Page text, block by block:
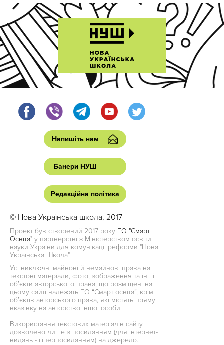
Напишіть нам
Банери НУШ
Редакційна політика
© Нова Українська школа, 2017
Проект був створений 2017 року ГО "Смарт
Освіта" у партнерстві з Міністерством освіти і
науки України для комунікації реформи "Нова
Українська Школа"
Усі виключні майнові й немайнові права на
текстові матеріали, фото, зображення та інші
об’єкти авторського права, що розміщені на
цьому сайті належать ГО “Смарт освіта”, крім
об’єктів авторського права, які містять пряму
вказівку на авторство іншої особи.
Використання текстових матеріалів сайту
дозволено лише з посиланням (для інтернет-
видань - гіперпосиланням) на джерело.